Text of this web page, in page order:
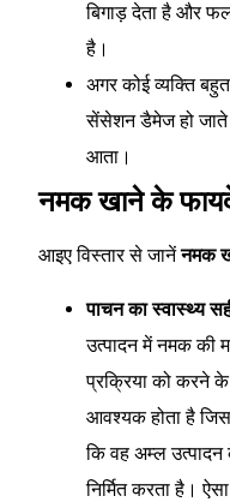
बिगाड़ देता है और
है।
अगर कोई व्यक्ति
सेंसेशन डैमेज हो जाते
आता।
नमक खाने के
आइए विस्तार से जानेंनमक
पाचन का स्वास्थ्य
उत्पादन में नमक की
प्रक्रिया को करने
आवश्यक होता है
कि वह अम्ल
निर्मित करता है।